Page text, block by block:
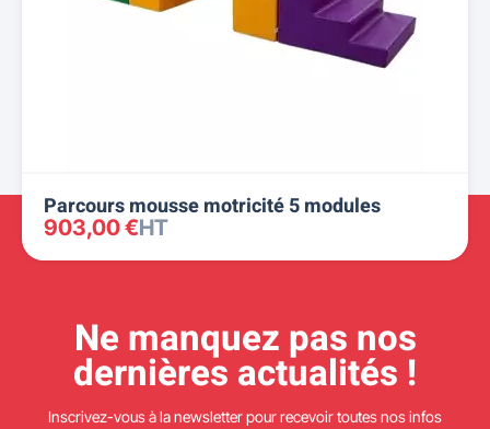
Parcours mousse motricité 5 modules
903,00 €HT
Ne manquez pas nos
dernières actualités !
Inscrivez-vous à la newsletter pour recevoir toutes nos infos